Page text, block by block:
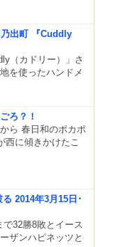
出町 『Cuddly
（カドリー）」さ
を使ったハンドメ
ろ？！
ら 春日和のポカポ
西に傾きかけたこ
2014年3月15日･
32勝8敗とイース
ザンハピネッツと